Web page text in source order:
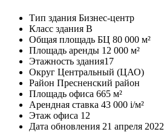
Тип здания Бизнес-центр
Класс здания B
Общая площадь БЦ 80 000 м²
Площадь аренды 12 000 м²
Этажность здания17
Округ Центральный (ЦАО)
Район Пресненский район
Площадь офиса 665 м²
Арендная ставка 43 000 i/м²
Этаж офиса 12
Дата обновления 21 апреля 2022